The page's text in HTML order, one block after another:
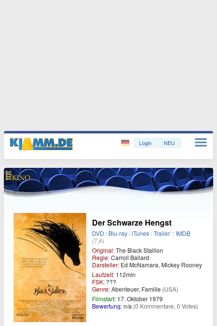
Login NEU
Der Schwarze Hengst
DVD /Blu-ray/iTunes/Trailer :: IMDB
(7,4)
Original:The Black Stallion
Regie:Carroll Ballard
Darsteller: Ed McNamara, Mickey Rooney
Laufzeit: 112min
FSK: ???
Genre:Abenteuer, Familie (USA)
Filmstart: 17. Oktober 1979
Bewertung:n/a (0 Kommentare, 0 Votes)